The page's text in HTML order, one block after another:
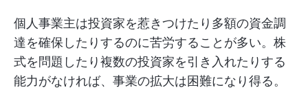
個人事業主は投資家を惹きつけたり多額の資金調
達を確保したりするのに苦労することが多い。株
式を問題したり複数の投資家を引き入れたりする
能力がなければ、事業の拡大は困難になり得る。